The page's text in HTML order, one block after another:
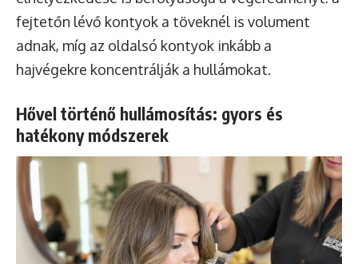
fejtetőn lévő kontyok a töveknél is volument
adnak, míg az oldalsó kontyok inkább a
hajvégekre koncentrálják a hullámokat.
Hővel történő hullámosítás: gyors és
hatékony módszerek